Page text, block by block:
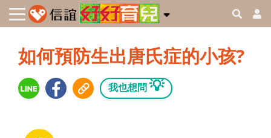
如何預防生出唐氏症的小孩?
我也想問 💡